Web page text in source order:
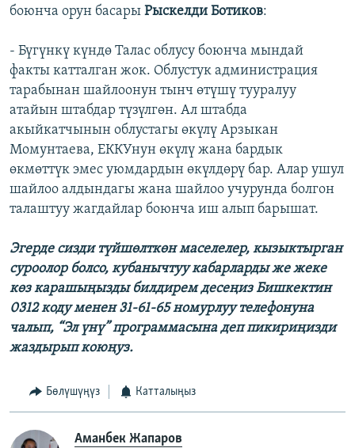
боюнча орун басары Рыскелди Ботиков:
- Бүгүнкү күндө Талас облусу боюнча мындай
факты катталган жок. Облустук администрация
тарабынан шайлоонун тынч өтүшү тууралуу
атайын штабдар түзүлгөн. Ал штабда
акыйкатчынын облустагы өкүлү Арзыкан
Момунтаева, ЕККУнун өкүлү жана бардык
өкмөттүк эмес уюмдардын өкүлдөрү бар. Алар ушул
шайлоо алдындагы жана шайлоо учурунда болгон
талаштуу жагдайлар боюнча иш алып барышат.
Эгерде сизди түйшөлткөн маселелер, кызыктырган
суроолор болсо, кубанычтуу кабарларды же жеке
көз карашыңызды билдирем десеңиз Бишкектин
0312 коду менен 31-61-65 номурлуу телефонуна
чалып, “Эл үнү” программасына деп пикириңизди
жаздырып коюңуз.
Бөлүшүңүз Катталыңыз
Аманбек Жапаров